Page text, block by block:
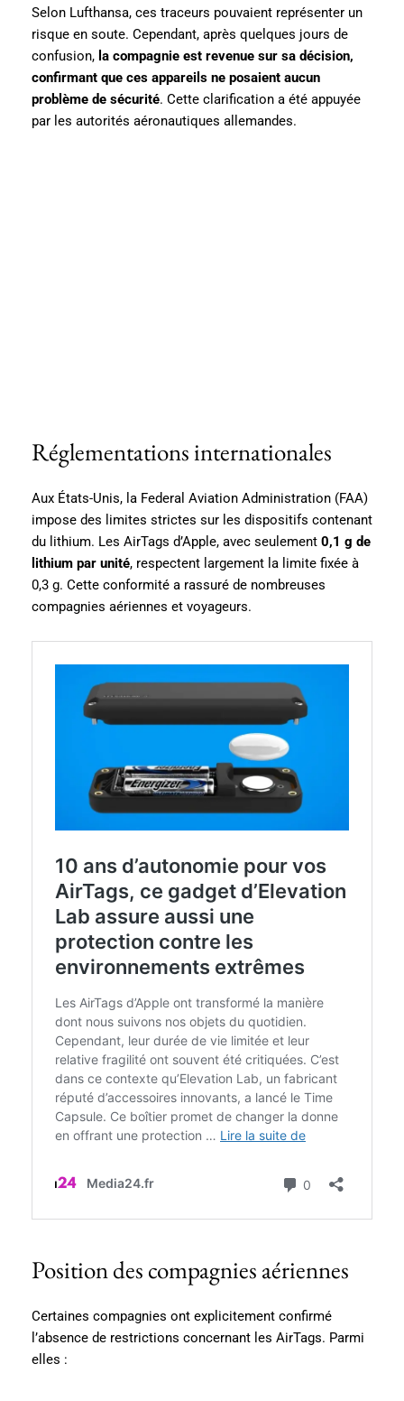
Selon Lufthansa, ces traceurs pouvaient représenter un
risque en soute. Cependant, après quelques jours de
confusion, la compagnie est revenue sur sa décision,
confirmant que ces appareils ne posaient aucun
problème de sécurité. Cette clarification a été appuyée
par les autorités aéronautiques allemandes.
Réglementations internationales
Aux États-Unis, la Federal Aviation Administration (FAA)
impose des limites strictes sur les dispositifs contenant
du lithium. Les AirTags d’Apple, avec seulement 0,1 g de
lithium par unité, respectent largement la limite fixée à
0,3 g. Cette conformité a rassuré de nombreuses
compagnies aériennes et voyageurs.
Position des compagnies aériennes
Certaines compagnies ont explicitement confirmé
l’absence de restrictions concernant les AirTags. Parmi
elles :